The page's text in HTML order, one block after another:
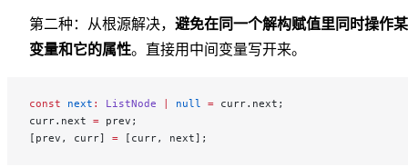
第二种：从根源解决， 避免在同一个解构赋值里同时操作
变量和它的属性。直接用中间变量写开来。
const next : ListNode | null = curr.next;
curr.next = prev;
[prev, curr] = [curr, next];